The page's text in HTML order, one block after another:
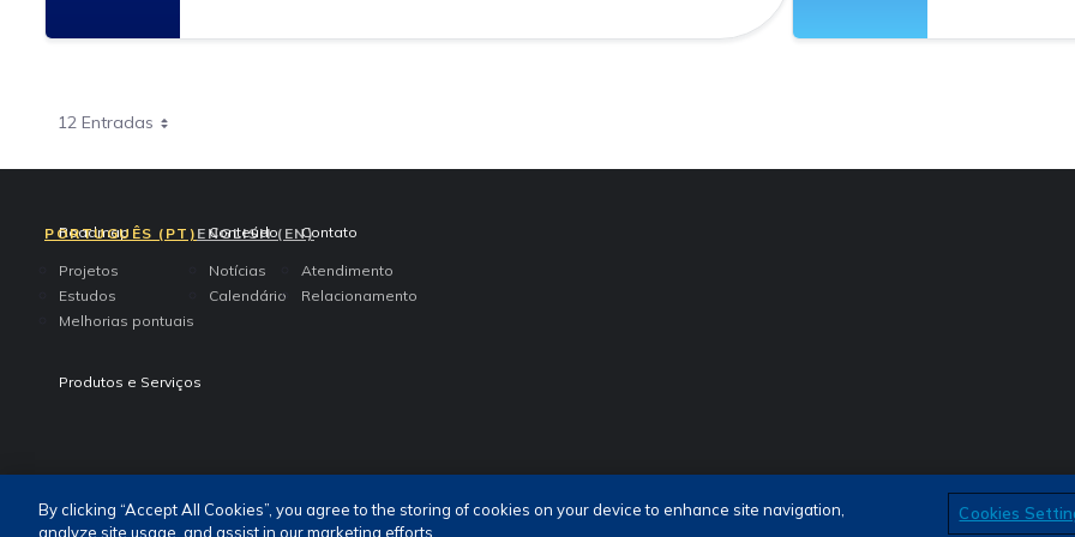
12 Entradas
access-the-page
Roadmap
Projetos
Estudos
Melhorias pontuais
access-the-page
Conteúdo
Notícias
Calendário
access-the-page
Contato
Atendimento
Relacionamento
access-the-page
Produtos e Serviços
PORTUGUÊS (PT) ENGLISH (EN)
Termos de Uso e Privacidade Fale Conosco Canal de Denúncias
By clicking “Accept All Cookies”, you agree to the storing of cookies on your device to enhance site navigation,
analyze site usage, and assist in our marketing efforts.
Cookies